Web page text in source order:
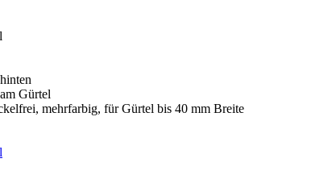
mehrfarbig, für Gürtel bis 40 mm Breite